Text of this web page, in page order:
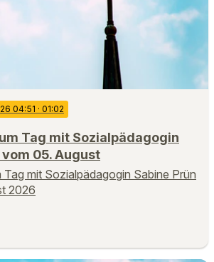
04:51 · 01:02
Tag mit Sozialpädagogin
vom 05. August
Tag mit Sozialpädagogin Sabine Prün
2026